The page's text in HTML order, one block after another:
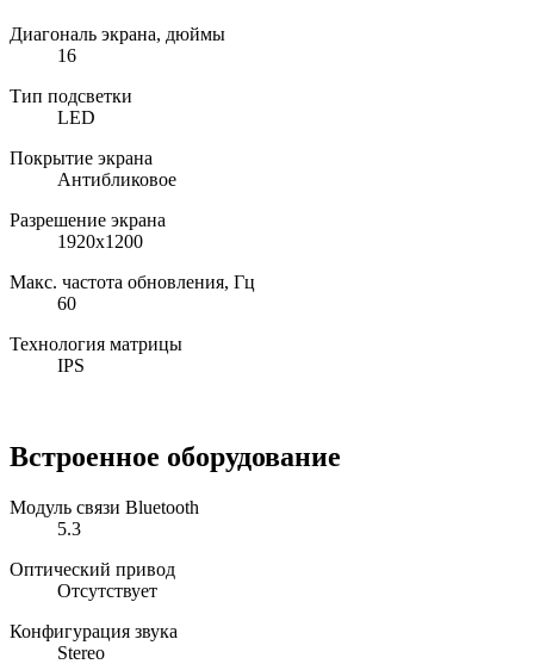
Диагональ экрана, дюймы
16
Тип подсветки
LED
Покрытие экрана
Антибликовое
Разрешение экрана
1920x1200
Макс. частота обновления, Гц
60
Технология матрицы
IPS
Встроенное оборудование
Модуль связи Bluetooth
5.3
Оптический привод
Отсутствует
Конфигурация звука
Stereo